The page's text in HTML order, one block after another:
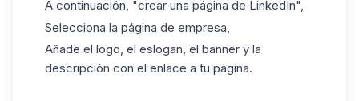
A continuación, "crear una página de LinkedIn",
Selecciona la página de empresa,
Añade el logo, el eslogan, el banner y la
descripción con el enlace a tu página.